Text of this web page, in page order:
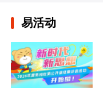
易活动